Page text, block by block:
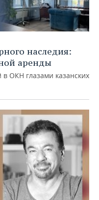
наследия:
аренды
ОКН глазами казанских